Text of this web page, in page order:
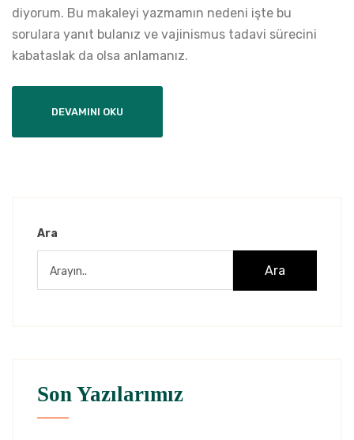
diyorum. Bu makaleyi yazmamın nedeni işte bu
sorulara yanıt bulanız ve vajinismus tadavi sürecini
kabataslak da olsa anlamanız.
DEVAMINI OKU
Ara
Ara
Son Yazılarımız